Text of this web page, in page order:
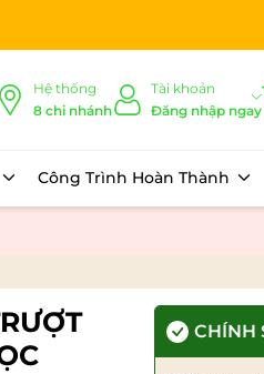
Hệ thống
8 chi nhánh
Tài khoản
Đăng nhập ngay
Công Trình Hoàn Thành
CHÍNH